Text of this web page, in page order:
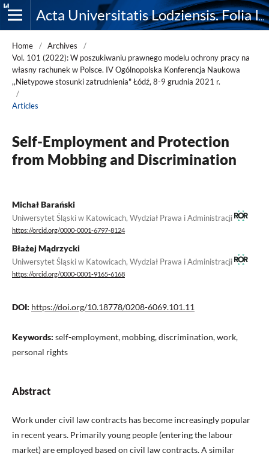
Acta Universitatis Lodziensis. Folia Iuridica
Home / Archives
/
Vol. 101 (2022): W poszukiwaniu prawnego modelu ochrony pracy na
własny rachunek w Polsce. IV Ogólnopolska Konferencja Naukowa
,,Nietypowe stosunki zatrudnienia" Łódź, 8-9 grudnia 2021 r.
/
Articles
Self-Employment and Protection
from Mobbing and Discrimination
Michał Barański
Uniwersytet Śląski w Katowicach, Wydział Prawa i Administracji
https://orcid.org/0000-0001-6797-8124
Błażej Mądrzycki
Uniwersytet Śląski w Katowicach, Wydział Prawa i Administracji
https://orcid.org/0000-0001-9165-6168
DOI: https://doi.org/10.18778/0208-6069.101.11
Keywords: self-employment, mobbing, discrimination, work,
personal rights
Abstract
Work under civil law contracts has become increasingly popular
in recent years. Primarily young people (entering the labour
market) are employed based on civil law contracts. A similar